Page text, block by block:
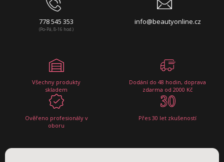
778 545 353
(Po-Pá, 8-16 hod.)
info@beautyonline.cz
Všechny produkty
skladem
Dodání do 48 hodin, doprava
zdarma od 2000 Kč
Ověřeno profesionály v
oboru
Přes 30 let zkušeností